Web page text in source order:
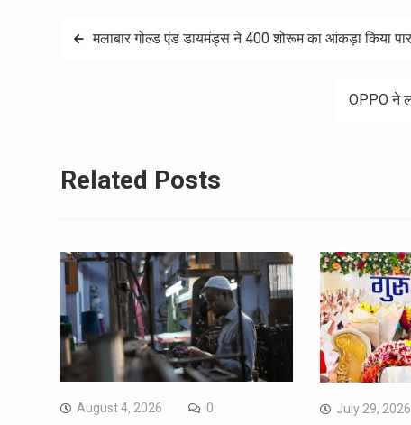
Postमलाबार गोल्ड एंड डायमंड्स ने 400 शोरूम का आंकड़ा किया पार
OPPO ने
Related Posts
August 4, 2026 0 July 29, 2026